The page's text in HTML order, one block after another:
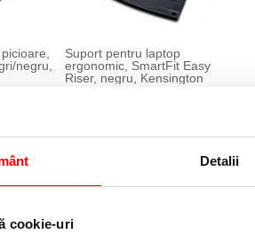
Detalii
cookie-uri
negru,
Suport pentru laptop
ergonomic, SmartFit Easy
Riser, negru, Kensington
15 % 15 %